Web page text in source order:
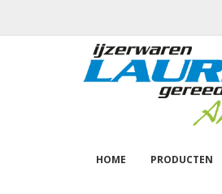
HOME PRODUCTEN